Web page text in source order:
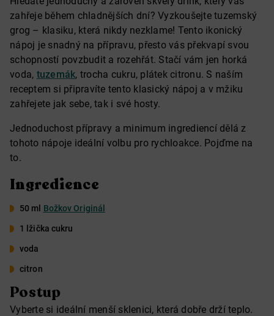
zahřeje během chladnějších dní? Vyzkoušejte tuzemský
grog – klasiku, která nikdy nezklame! Tento ikonický
nápoj je snadný na přípravu, přesto vás překvapí svou
schopností povzbudit a rozehřát. Stačí vám jen horká
voda, tuzemák, trocha cukru, plátek citronu. S naším
receptem si připravíte tento klasický nápoj a v mžiku
zahřejete jak sebe, tak i své hosty.
Jednoduchost přípravy a minimum ingrediencí dělá z
tohoto nápoje ideální volbu pro rychloakce. Pojďme na
to.
Ingredience
50 ml Božkov Originál
1 lžička cukru
voda
citron
Postup
Vyberte si ideální menší sklenici, která dobře drží teplo.